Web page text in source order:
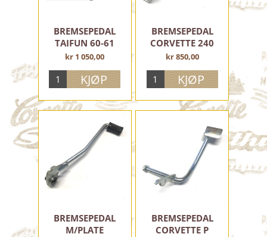
BREMSEPEDALER OG DELER
SIDE OG RAMMEDEKSLER
INSTRUMENTHUS OG SPEEDOMETER
BAKGAFLER OG FORINGER
DEKALER OG KLISTREMERKER
LØFTE- OG LYKTEBØYLER
BENSINTANKER, KRANER OG TILBEHØR
STYRER OG TILBEHØR
SCOOTERSKJOLD OG UTSTYR
BREMSEPEDAL
TAIFUN 60-61
kr 1 050,00
BREMSEPEDAL
CORVETTE 240
kr 850,00
BREMSEPEDAL
M/PLATE
BREMSEPEDAL
CORVETTE P